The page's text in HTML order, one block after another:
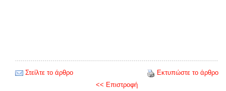
Στείλτε το άρθρο
Εκτυπώστε το άρθρο
<< Επιστροφή